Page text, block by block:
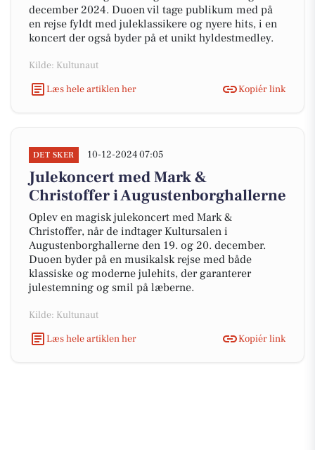
december 2024. Duoen vil tage publikum med på
en rejse fyldt med juleklassikere og nyere hits, i en
koncert der også byder på et unikt hyldestmedley.
Kilde: Kultunaut
Læs hele artiklen her
Kopiér link
DET SKER 10-12-2024 07:05
Julekoncert med Mark &
Christoffer i Augustenborghallerne
Oplev en magisk julekoncert med Mark &
Christoffer, når de indtager Kultursalen i
Augustenborghallerne den 19. og 20. december.
Duoen byder på en musikalsk rejse med både
klassiske og moderne julehits, der garanterer
julestemning og smil på læberne.
Kilde: Kultunaut
Læs hele artiklen her
Kopiér link